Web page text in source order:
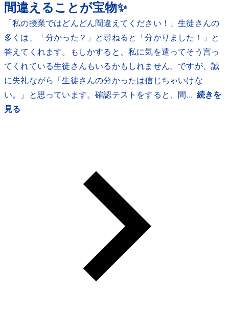
間違えることが宝物✨
「私の授業ではどんどん間違えてください！」生徒さんの
多くは、「分かった？」と尋ねると「分かりました！」と
答えてくれます。もしかすると、私に気を遣ってそう言っ
てくれている生徒さんもいるかもしれません。ですが、誠
に失礼ながら「生徒さんの分かったは信じちゃいけな
い。」と思っています。確認テストをすると、間... 続きを
見る